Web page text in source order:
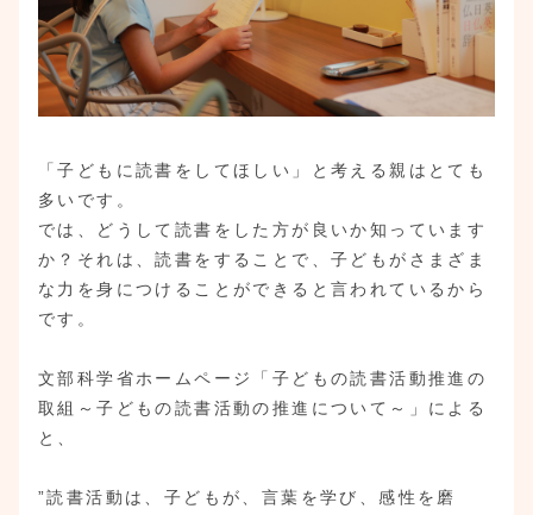
「子どもに読書をしてほしい」と考える親はとても
多いです。
では、どうして読書をした方が良いか知っています
か？それは、読書をすることで、子どもがさまざま
な力を身につけることができると言われているから
です。
文部科学省ホームページ「子どもの読書活動推進の
取組～子どもの読書活動の推進について～」による
と、
”読書活動は、子どもが、言葉を学び、感性を磨